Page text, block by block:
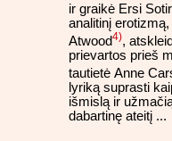
ir graikė Ersi
analitinį
Atwood4),
prievartos prieš
tautietė Anne
lyriką suprasti
išmislą ir
dabartinę ateitį ...